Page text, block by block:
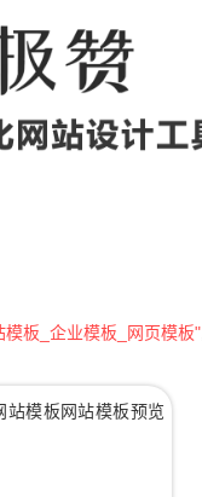
模板_企业模板_网页模板"